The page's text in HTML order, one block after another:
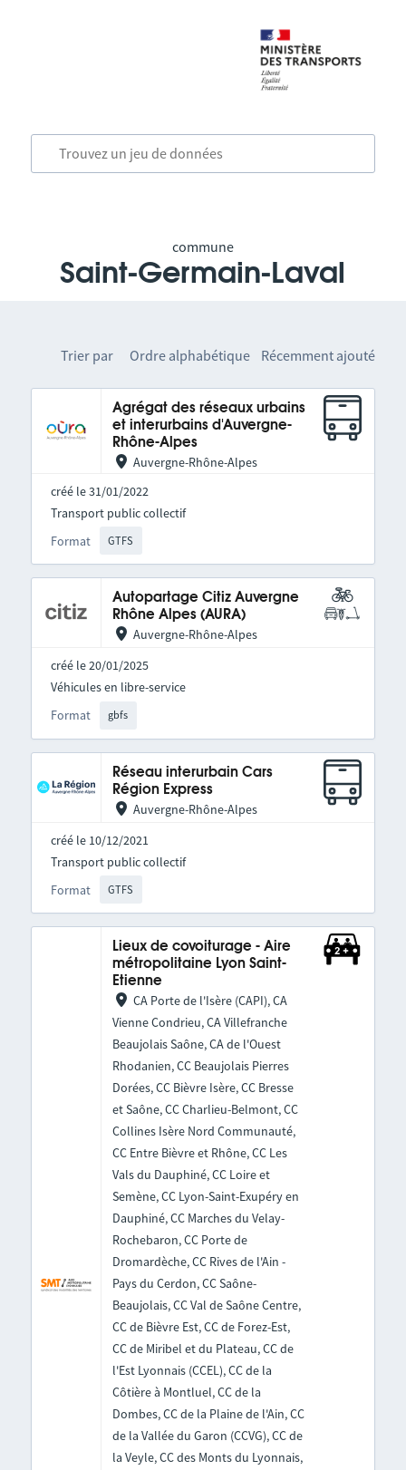
commune
Saint-Germain-Laval
Trier par Ordre alphabétique Récemment ajouté
Agrégat des réseaux urbains
et interurbains d'Auvergne-
Rhône-Alpes
Auvergne-Rhône-Alpes
créé le 31/01/2022
Format GTFS
Transport public collectif
Autopartage Citiz Auvergne
Rhône Alpes (AURA)
Auvergne-Rhône-Alpes
créé le 20/01/2025
Format gbfs
Véhicules en libre-service
Réseau interurbain Cars
Région Express
Auvergne-Rhône-Alpes
créé le 10/12/2021
Format GTFS
Transport public collectif
Lieux de covoiturage - Aire
métropolitaine Lyon Saint-
Etienne
CA Porte de l'Isère (CAPI), CA
Vienne Condrieu, CA Villefranche
Beaujolais Saône, CA de l'Ouest
Rhodanien, CC Beaujolais Pierres
Dorées, CC Bièvre Isère, CC Bresse
et Saône, CC Charlieu-Belmont, CC
Collines Isère Nord Communauté,
CC Entre Bièvre et Rhône, CC Les
Vals du Dauphiné, CC Loire et
Semène, CC Lyon-Saint-Exupéry en
Dauphiné, CC Marches du Velay-
Rochebaron, CC Porte de
Dromardèche, CC Rives de l'Ain -
Pays du Cerdon, CC Saône-
Beaujolais, CC Val de Saône Centre,
CC de Bièvre Est, CC de Forez-Est,
CC de Miribel et du Plateau, CC de
l'Est Lyonnais (CCEL), CC de la
Côtière à Montluel, CC de la
Dombes, CC de la Plaine de l'Ain, CC
de la Vallée du Garon (CCVG), CC de
la Veyle, CC des Monts du Lyonnais,